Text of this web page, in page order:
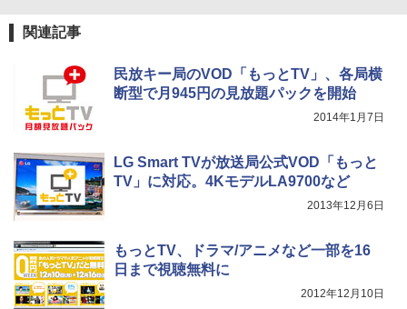
関連記事
民放キー局のVOD「もっとTV」、各局横
断型で月945円の見放題パックを開始
2014年1月7日
LG Smart TVが放送局公式VOD「もっと
TV」に対応。4KモデルLA9700など
2013年12月6日
もっとTV、ドラマ/アニメなど一部を16
日まで視聴無料に
2012年12月10日